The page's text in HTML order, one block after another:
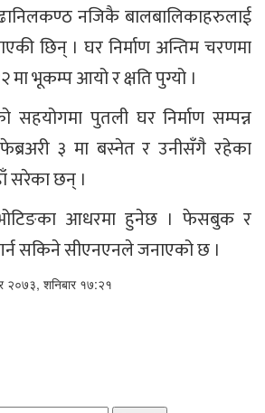
नजिकै बालबालिकाहरुलाई
छिन् । घर निर्माण अन्तिम चरणमा
भूकम्प आयो र क्षति पुग्यो ।
सहयोगमा पुतली घर निर्माण सम्पन्न
३ मा बस्नेत र उनीसँगै रहेका
सरेका छन् ।
आधरमा हुनेछ । फेसबुक र
गर्न सकिने सीएनएनले जनाएको छ ।
२०७३, शनिबार १७:२१